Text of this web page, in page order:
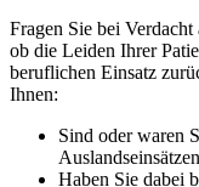
Fragen Sie bei Verdacht
ob die Leiden Ihrer
beruflichen Einsatz
Ihnen:
Sind oder waren
Haben Sie dabei